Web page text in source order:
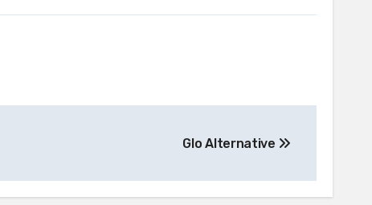
Glo Alternative